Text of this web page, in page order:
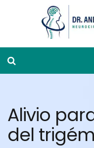
Alivio
del